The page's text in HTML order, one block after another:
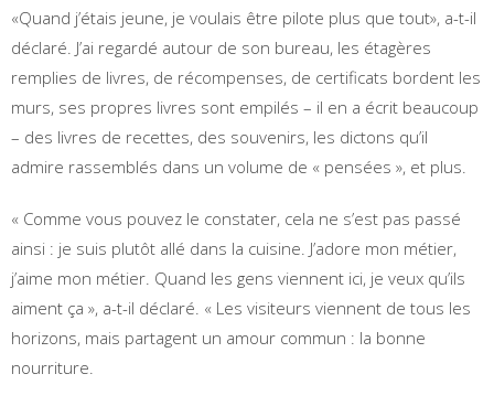
«Quand j’étais jeune, je voulais être pilote plus que tout», a-t-il
déclaré. J’ai regardé autour de son bureau, les étagères
remplies de livres, de récompenses, de certificats bordent les
murs, ses propres livres sont empilés – il en a écrit beaucoup
– des livres de recettes, des souvenirs, les dictons qu’il
admire rassemblés dans un volume de « pensées », et plus.
« Comme vous pouvez le constater, cela ne s’est pas passé
ainsi : je suis plutôt allé dans la cuisine. J’adore mon métier,
j’aime mon métier. Quand les gens viennent ici, je veux qu’ils
aiment ça », a-t-il déclaré. « Les visiteurs viennent de tous les
horizons, mais partagent un amour commun : la bonne
nourriture.